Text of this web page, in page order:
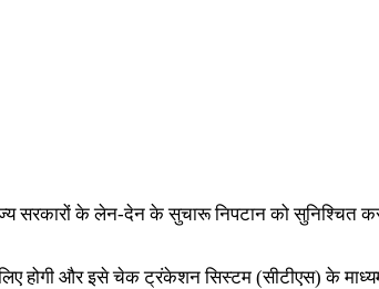
सरकारों के लेन-देन के सुचारू निपटान को सुनिश्चित
होगी और इसे चेक ट्रंकेशन सिस्टम (सीटीएस) के